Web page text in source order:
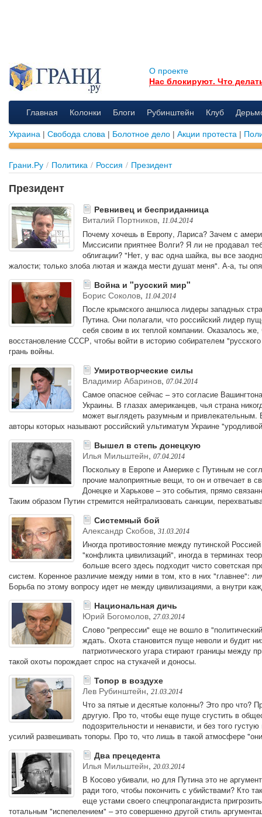
О проекте
Нас блокируют. Что
Главная Колонки Блоги Рубинштейн Клуб
Украина | Свобода слова | Болотное дело | Акции протеста |
Грани.Ру / Политика / Россия / Президент
Президент
Ревнивец и бесприданница
Виталий Портников, 11.04.2014
Почему хочешь в Европу, Лариса? Зачем с
Миссисипи приятнее Волги? Я ли не продавал
облигации? "Нет, у вас одна шайка, вы все
жалости; только злоба лютая и жажда мести душат меня". А-а, ты
Война и "русский мир"
Борис Соколов, 11.04.2014
После крымского аншлюса лидеры западных
Путина. Они полагали, что российский лидер
себя своим в их теплой компании. Оказалось
восстановление СССР, чтобы войти в историю собирателем
грань войны.
Умиротворческие силы
Владимир Абаринов, 07.04.2014
Самое опасное сейчас – это согласие
Украины. В глазах американцев, чья страна
может выглядеть разумным и привлекательным.
авторы которых называют российский ультиматум Украине
Вышел в степь донецкую
Илья Мильштейн, 07.04.2014
Поскольку в Европе и Америке с Путиным не
прочие малоприятные вещи, то он и отвечает в
Донецке и Харькове – это события, прямо
Таким образом Путин стремится нейтрализовать санкции,
Системный бой
Александр Скобов, 31.03.2014
Иногда противостояние между путинской
"конфликта цивилизаций", иногда в терминах
больше всего здесь подходит чисто советская
систем. Коренное различие между ними в том, кто в них "главнее":
Борьба по этому вопросу идет не между цивилизациями, а внутри
Национальная дичь
Юрий Богомолов, 27.03.2014
Слово "репрессии" еще не вошло в
ждать. Охота становится пуще неволи и будит
патриотического угара стирают границы между
такой охоты порождает спрос на стукачей и доносы.
Топор в воздухе
Лев Рубинштейн, 21.03.2014
Что за пятые и десятые колонны? Это про что?
другую. Про то, чтобы еще пуще сгустить в
подозрительности и ненависти, и без того
усилий развешивать топоры. Про то, что лишь в такой атмосфере
Два прецедента
Илья Мильштейн, 20.03.2014
В Косово убивали, но для Путина это не
ради того, чтобы покончить с убийствами? Кто
еще устами своего спецпропагандиста
тотальным "испепелением" – это совершенно другой стиль